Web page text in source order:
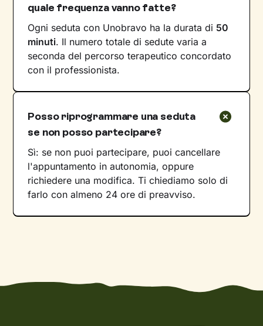
quale frequenza vanno fatte?
Ogni seduta con Unobravo ha la durata di 50
minuti. Il numero totale di sedute varia a
seconda del percorso terapeutico concordato
con il professionista.
Posso riprogrammare una seduta
se non posso partecipare?
Sì: se non puoi partecipare, puoi cancellare
l'appuntamento in autonomia, oppure
richiedere una modifica. Ti chiediamo solo di
farlo con almeno 24 ore di preavviso.